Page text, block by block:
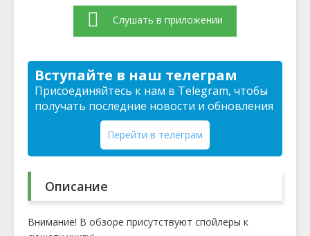
Слушать в приложении
Вступайте в наш телеграм
Присоединяйтесь к нам в Telegram, чтобы
получать последние новости и обновления
Перейти в телеграм
Описание
Внимание! В обзоре присутствуют спойлеры к